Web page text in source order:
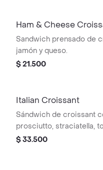
Ham & Cheese
Sandwich prensado de
jamón y queso.
$ 21.500
Italian Croissant
Sándwich de croissant
prosciutto, straciatella,
de lechugas.
$ 33.500